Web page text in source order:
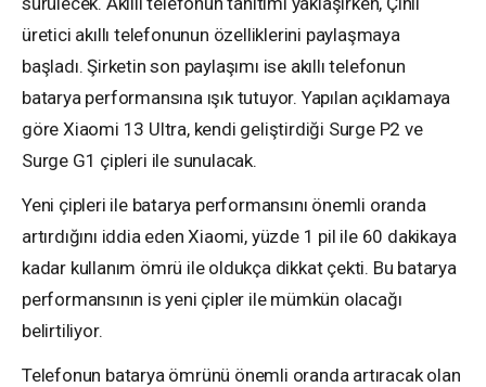
üretici akıllı telefonunun özelliklerini paylaşmaya
başladı. Şirketin son paylaşımı ise akıllı telefonun
batarya performansına ışık tutuyor. Yapılan açıklamaya
göre Xiaomi 13 Ultra, kendi geliştirdiği Surge P2 ve
Surge G1 çipleri ile sunulacak.
Yeni çipleri ile batarya performansını önemli oranda
artırdığını iddia eden Xiaomi, yüzde 1 pil ile 60 dakikaya
kadar kullanım ömrü ile oldukça dikkat çekti. Bu batarya
performansının is yeni çipler ile mümkün olacağı
belirtiliyor.
Telefonun batarya ömrünü önemli oranda artıracak olan